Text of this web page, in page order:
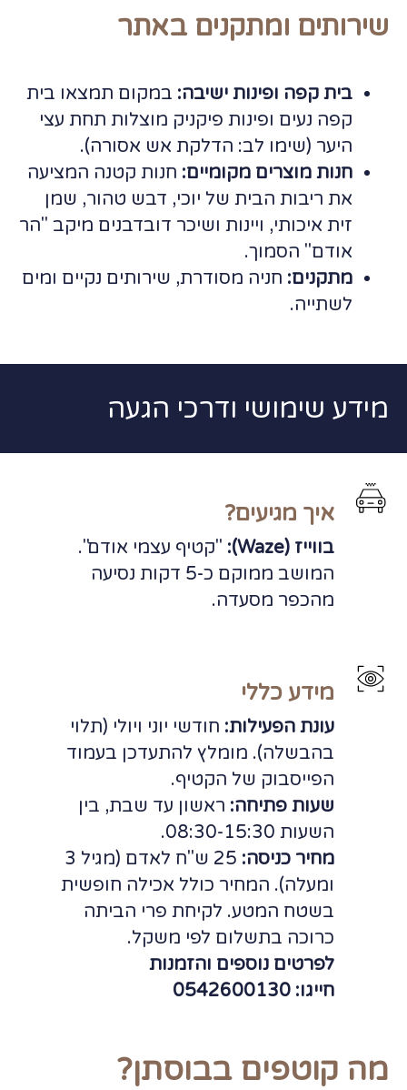
שירותים ומתקנים באתר
בית קפה ופינות ישיבה: במקום תמצאו בית
קפה נעים ופינות פיקניק מוצלות תחת עצי
היער (שימו לב: הדלקת אש אסורה).
חנות מוצרים מקומיים: חנות קטנה המציעה
את ריבות הבית של יוכי, דבש טהור, שמן
זית איכותי, ויינות ושיכר דובדבנים מיקב "הר
אודם" הסמוך.
מתקנים: חניה מסודרת, שירותים נקיים ומים
לשתייה.
מידע שימושי ודרכי הגעה
איך מגיעים?
בווייז (Waze):
"קטיף עצמי אודם".
המושב ממוקם כ-5 דקות נסיעה
מהכפר מסעדה.
מידע כללי
עונת הפעילות: חודשי יוני ויולי (תלוי
בהבשלה). מומלץ להתעדכן בעמוד
הפייסבוק של הקטיף.
שעות פתיחה: ראשון עד שבת, בין
השעות 08:30-15:30.
מחיר כניסה:
25 ש"ח לאדם (מגיל 3
ומעלה). המחיר כולל אכילה חופשית
בשטח המטע. לקיחת פרי הביתה
כרוכה בתשלום לפי משקל.
לפרטים נוספים והזמנות
חייגו: 0542600130
מה קוטפים בבוסתן?